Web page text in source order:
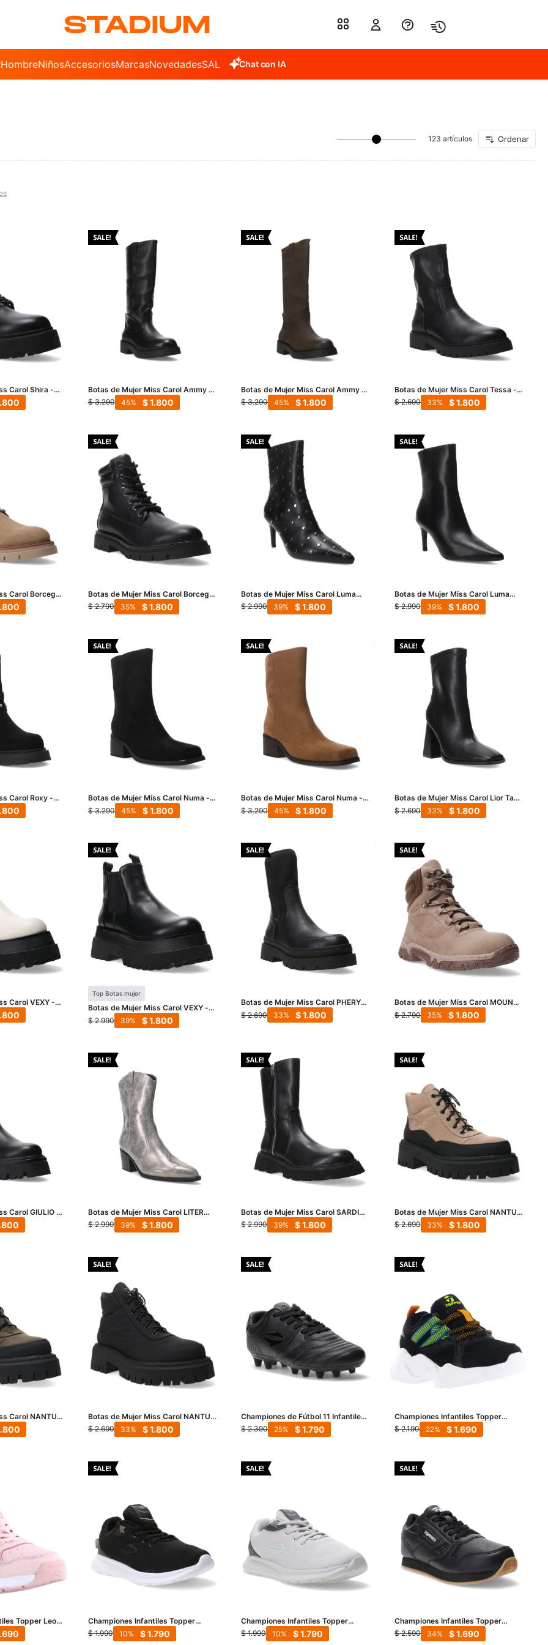
HombreNiñosAccesoriosMarcasNovedadesSALE Chat con IA
123 artículos
Carol Shira -
Botas de Mujer Miss Carol Ammy -
Negro
$ 3.290 $1.800
45
Botas de Mujer Miss Carol Ammy -
Marrón
$ 3.290 $ 1.800
45
Botas de Mujer Miss Carol Tessa -
Negro
$ 2.690 $1.800
33
Carol Borcego
Botas de Mujer Miss Carol Borcego
Amber - Negro
$ 2.790 $1.800
35
Botas de Mujer Miss Carol Luma
Punta Fina - Negro
$ 2.990 $ 1.800
39
Botas de Mujer Miss Carol Luma
Punta Fina - Negro
$ 2.990 $1.800
39
Carol Roxy -
Botas de Mujer Miss Carol Numa -
Negro
$ 3.290 $1.800
45
Botas de Mujer Miss Carol Numa -
Marrón
$ 3.290 $ 1.800
45
Botas de Mujer Miss Carol Lior Taco
- Negro
$ 2.690 $1.800
33
Carol VEXY -
Top Botas mujer
Botas de Mujer Miss Carol VEXY -
Negro
$ 2.990 $1.800
39
Botas de Mujer Miss Carol PHERY
Con estampa - Negro
$ 2.690 $ 1.800
33
Botas de Mujer Miss Carol MOUNTY
acordonada - Beige
$ 2.790 $1.800
35
Carol GIULIO -
Botas de Mujer Miss Carol LITER
tejana media - Plateado
$ 2.990 $1.800
39
Botas de Mujer Miss Carol SARDI
con cierre lateral - Negro
$ 2.990 $ 1.800
39
Botas de Mujer Miss Carol NANTU
acordonada - Beige
$ 2.690 $1.800
33
Carol NANTU
Botas de Mujer Miss Carol NANTU
acordonada - Negro
$ 2.690 $1.800
33
Championes de Fútbol 11 Infantiles
Topper San Ciro - Negro
$ 2.390 $ 1.790
25
Championes Infantiles Topper
Chalpa Kids - Negro - Verde -
Anaranjado
$ 2.190 $1.690
22
Topper Leon
Championes Infantiles Topper
Lambi - Negro - Beige
$ 1.990 $1.790
10
Championes Infantiles Topper
Lambi - Gris
$ 1.990 $ 1.790
10
Championes Infantiles Topper
Raven Urban Kids - Negro
$ 2.590 $1.690
34